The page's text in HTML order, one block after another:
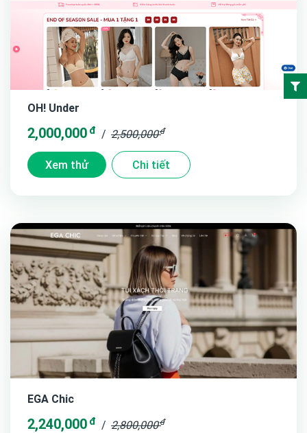
OH! Under
2,000,000đ / 2,500,000đ
Xem thử Chi tiết
EGA Chic
2,240,000đ / 2,800,000đ